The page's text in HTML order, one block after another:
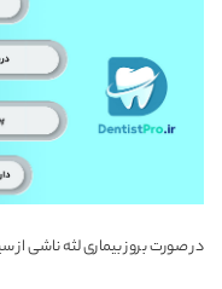
در صورت بروز بیماری لثه ناشی